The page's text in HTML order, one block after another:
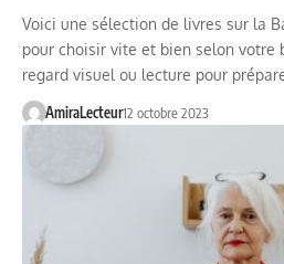
Voici une sélection de livres sur la
pour choisir vite et bien selon votre
regard visuel ou lecture pour
AmiraLecteur12 octobre 2023